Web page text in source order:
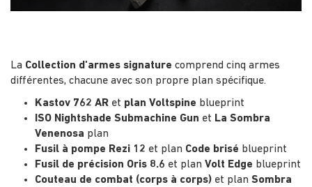
La Collection d'armes signature comprend cinq armes
différentes, chacune avec son propre plan spécifique.
Kastov 762 AR et plan Voltspine blueprint
ISO Nightshade Submachine Gun et La Sombra
Venenosa plan
Fusil à pompe Rezi 12 et plan Code brisé blueprint
Fusil de précision Oris 8.6 et plan Volt Edge blueprint
Couteau de combat (corps à corps) et plan Sombra